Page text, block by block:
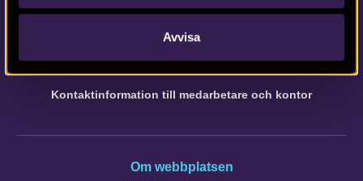
Avvisa
Kontakta Arkeologerna
Tfn vx: 010-480 80 00
Kontaktinformation till medarbetare och kontor
Om webbplatsen